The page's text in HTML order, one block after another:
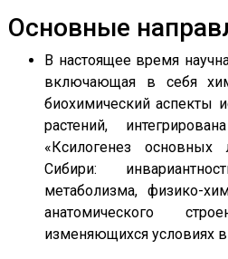
Основные
В настоящее время
включающая в себя
биохимический аспекты
растений,
«Ксилогенез основных
Сибири:
метаболизма, физико-
анатомического
изменяющихся условиях